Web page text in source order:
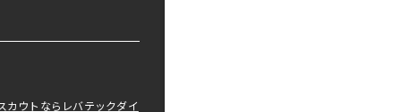
カウトならレバテックダイ